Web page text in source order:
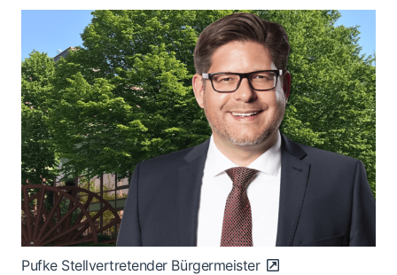
Pufke Stellvertretender Bürgermeister